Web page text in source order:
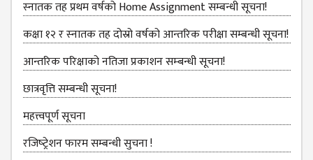
BA SECOND YEAR
BA THIRD YEAR
BA FOURTH YEAR
EDUCATION(B.ED)
B.ED FIRST YEAR
B.ED SECOND YEAR
स्‍नातक तह प्रथम वर्षको Home Assignment सम्बन्धी सूचना!
कक्षा १२ र स्‍नातक तह दोस्रो वर्षको आन्‍तरिक परीक्षा सम्बन्‍धी सूचना!
आन्‍तरिक परिक्षाको नतिजा प्रकाशन सम्‍बन्‍धी सूचना!
छात्रवृत्ति सम्बन्‍धी सूचना!
महत्त्वपूर्ण सूचना
रजिष्‍ट्रेशन फारम सम्बन्धी सुचना !